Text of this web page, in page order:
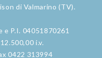
di Valmarino (TV).
e P.I. 04051870261
i.v.
0422 313994